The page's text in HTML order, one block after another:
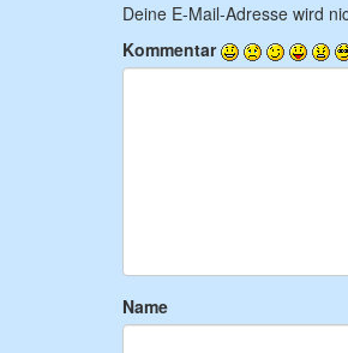
Deine E-Mail-Adresse wird
Kommentar
Name